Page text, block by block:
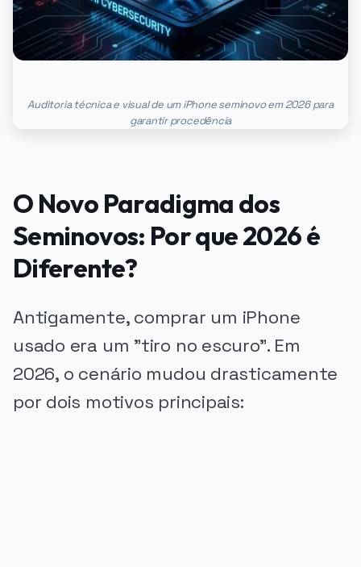
Auditoria técnica e visual de um iPhone seminovo em 2026 para
garantir procedência
O Novo Paradigma dos
Seminovos: Por que 2026 é
Diferente?
Antigamente, comprar um iPhone
usado era um "tiro no escuro". Em
2026, o cenário mudou drasticamente
por dois motivos principais: